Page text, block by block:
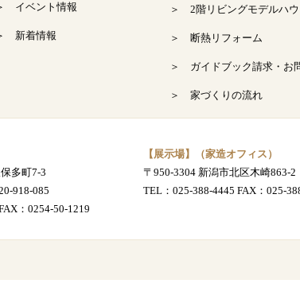
イベント情報
新着情報
＞ 2階リビングモデルハ
＞ 断熱リフォーム
＞ ガイドブック請求・お
＞ 家づくりの流れ
多町7-3
918-085
：0254-50-1219
【展示場】（家造オフィス）
〒950-3304 新潟市北区木崎863-2
TEL： 025-388-4445 FAX：025-